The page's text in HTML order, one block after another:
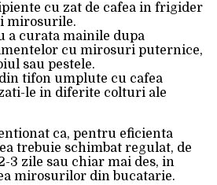
cu zat de cafea in frigider
mirosurile.
a curata mainile dupa
cu mirosuri puternice,
sau pestele.
tifon umplute cu cafea
le in diferite colturi ale
ca, pentru eficienta
trebuie schimbat regulat, de
3 zile sau chiar mai des, in
mirosurilor din bucatarie.